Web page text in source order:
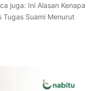
juga: Ini Alasan Kenapa
Tugas Suami Menurut